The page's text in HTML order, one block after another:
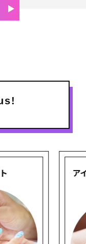
アイデザ